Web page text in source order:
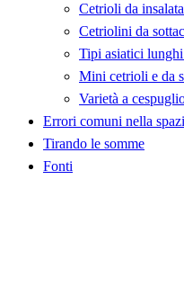
Cetrioli da insalata
Cetriolini da
Tipi asiatici
Mini cetrioli e da
Varietà a
Errori comuni nella
Tirando le somme
Fonti